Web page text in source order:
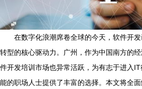
在数字化浪潮席卷全球的今天，软件开
转型的核心驱动力。广州，作为中国南方的
件开发培训市场也异常活跃，为有志于进入
能的职场人士提供了丰富的选择。本文将全